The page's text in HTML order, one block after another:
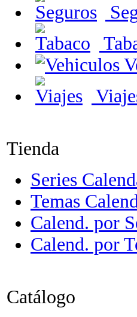
Tienda
Series
Temas
Calend. por
Calend. por
Catálogo